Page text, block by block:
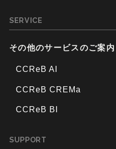
SERVICE
その他のサービスのご案内
CCReB AI
CCReB CREMa
CCReB BI
SUPPORT